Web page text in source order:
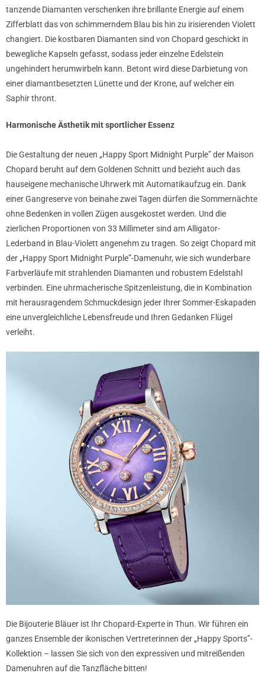
tanzende Diamanten verschenken ihre brillante Energie auf einem
Zifferblatt das von schimmerndem Blau bis hin zu irisierenden Violett
changiert. Die kostbaren Diamanten sind von Chopard geschickt in
bewegliche Kapseln gefasst, sodass jeder einzelne Edelstein
ungehindert herumwirbeln kann. Betont wird diese Darbietung von
einer diamantbesetzten Lünette und der Krone, auf welcher ein
Saphir thront.
Harmonische Ästhetik mit sportlicher Essenz
Die Gestaltung der neuen „Happy Sport Midnight Purple” der Maison
Chopard beruht auf dem Goldenen Schnitt und bezieht auch das
hauseigene mechanische Uhrwerk mit Automatikaufzug ein. Dank
einer Gangreserve von beinahe zwei Tagen dürfen die Sommernächte
ohne Bedenken in vollen Zügen ausgekostet werden. Und die
zierlichen Proportionen von 33 Millimeter sind am Alligator-
Lederband in Blau-Violett angenehm zu tragen. So zeigt Chopard mit
der „Happy Sport Midnight Purple”-Damenuhr, wie sich wunderbare
Farbverläufe mit strahlenden Diamanten und robustem Edelstahl
verbinden. Eine uhrmacherische Spitzenleistung, die in Kombination
mit herausragendem Schmuckdesign jeder Ihrer Sommer-Eskapaden
eine unvergleichliche Lebensfreude und Ihren Gedanken Flügel
verleiht.
Die Bijouterie Bläuer ist Ihr Chopard-Experte in Thun. Wir führen ein
ganzes Ensemble der ikonischen Vertreterinnen der „Happy Sports”-
Kollektion – lassen Sie sich von den expressiven und mitreißenden
Damenuhren auf die Tanzfläche bitten!